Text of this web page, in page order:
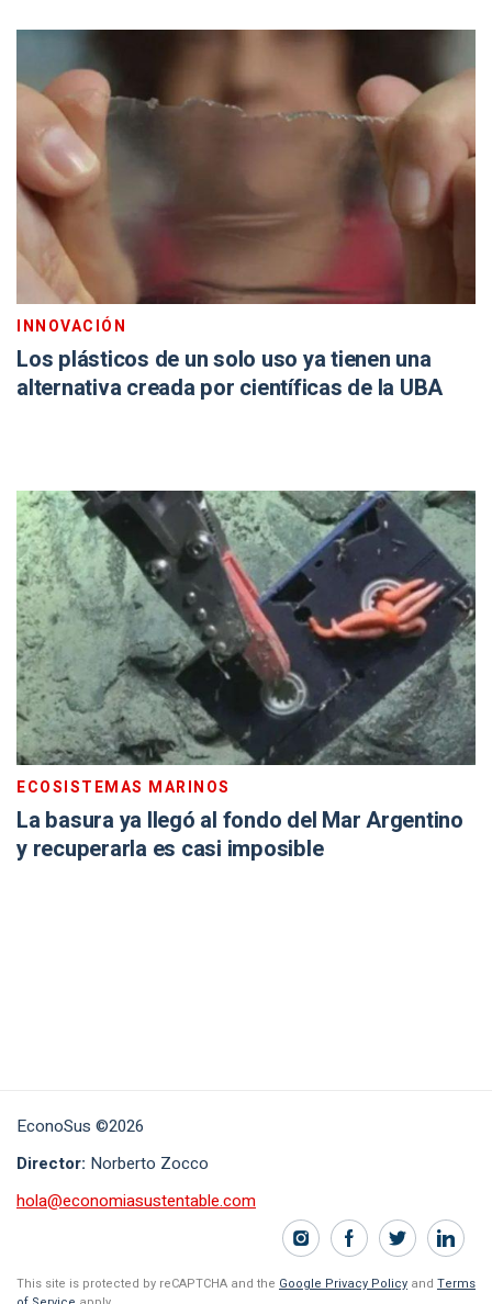
INNOVACIÓN
Los plásticos de un solo uso ya tienen una
alternativa creada por científicas de la UBA
ECOSISTEMAS MARINOS
La basura ya llegó al fondo del Mar Argentino
y recuperarla es casi imposible
EconoSus ©2026
Director: Norberto Zocco
hola@economiasustentable.com
This site is protected by reCAPTCHA and the Google Privacy Policy and Terms